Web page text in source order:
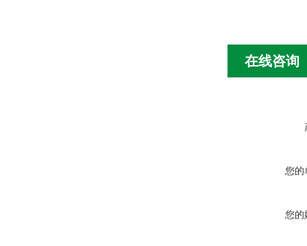
在线咨询
您的
您的